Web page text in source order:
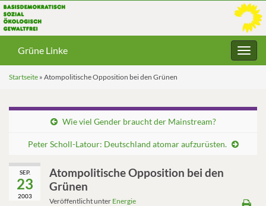
Grüne Linke
Startseite » Atompolitische Opposition bei den Grünen
Wie viel Gender braucht der Mainstream?
Peter Scholl-Latour: Deutschland atomar aufzurüsten.
SEP.
23
2003
Atompolitische Opposition bei den
Grünen
Veröffentlicht unter Energie